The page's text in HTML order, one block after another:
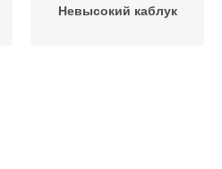
Невысокий каблук